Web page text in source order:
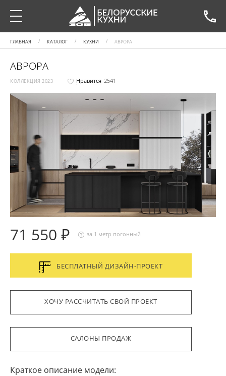
ГЛАВНАЯ КАТАЛОГ КУХНИ АВРОРА
АВРОРА
КОЛЛЕКЦИЯ 2023 Нравится 2541
71 550 ₽ за 1 метр погонный
БЕСПЛАТНЫЙ ДИЗАЙН-ПРОЕКТ
ХОЧУ РАССЧИТАТЬ СВОЙ ПРОЕКТ
САЛОНЫ ПРОДАЖ
Краткое описание модели: